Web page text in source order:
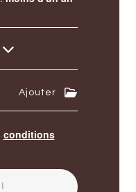
Ajouter
conditions